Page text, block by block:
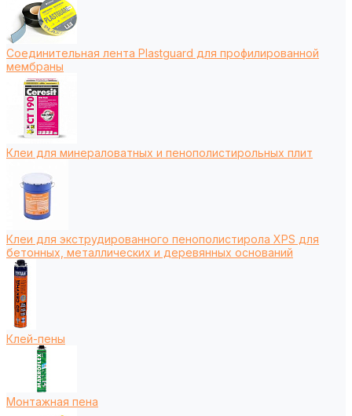
Соединительная лента Plastguard для профилированной
мембраны
Клеи для минераловатных и пенополистирольных плит
Клеи для экструдированного пенополистирола XPS для
бетонных, металлических и деревянных оснований
Клей-пены
Монтажная пена